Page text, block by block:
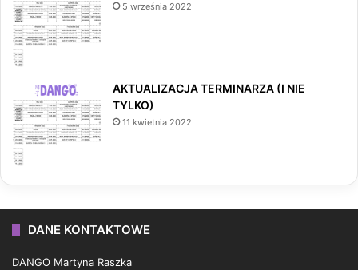
5 września 2022
AKTUALIZACJA TERMINARZA (I NIE
TYLKO)
11 kwietnia 2022
DANE KONTAKTOWE
DANGO Martyna Raszka